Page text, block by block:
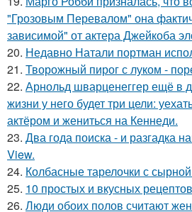
"Грозовым Перевалом" она
зависимой" от актера Джейкоба
20. Недавно Натали портман
21. Творожный пирог с луком -
22. Арнольд шварценеггер ещё в
жизни у него будет три цели:
актёром и жениться на Кеннеди.
23. Два года поиска - и разгадка
View.
24. Колбасные тарелочки с
25. 10 простых и вкусных
26. Люди обоих полов считают